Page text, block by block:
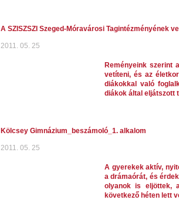
A SZISZSZI Szeged-Móravárosi Tagintézményének
2011. 05. 25
Reményeink szerint
vetíteni, és az
diákokkal való
diákok által eljátszott
Kölcsey Gimnázium_beszámoló_1. alkalom
2011. 05. 25
A gyerekek aktív,
a drámaórát, és
olyanok is eljöttek,
következő héten lett